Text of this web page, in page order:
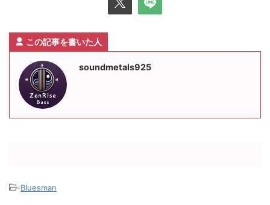
この記事を書いた人
soundmetals925
-Bluesman